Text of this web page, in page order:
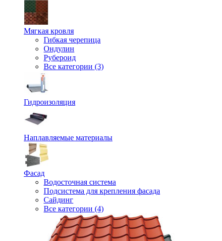
Мягкая кровля
Гибкая черепица
Ондулин
Рубероид
Все категории (3)
Гидроизоляция
Наплавляемые материалы
Фасад
Водосточная система
Подсистема для крепления фасада
Сайдинг
Все категории (4)